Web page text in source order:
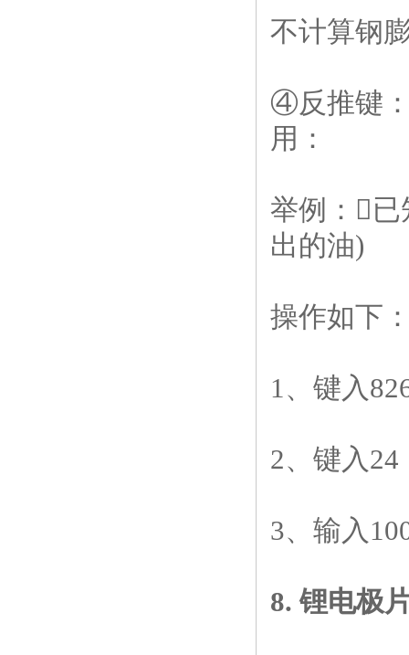
不计算钢
④反推键
用：
举例：已
出的油)
操作如下
1、键入
2、键入24
3、输入
8. 锂电极